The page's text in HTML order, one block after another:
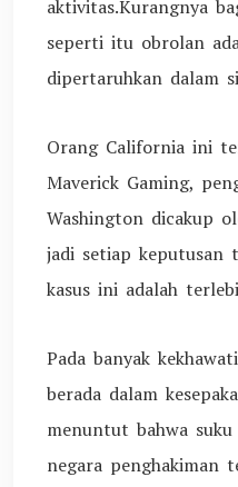
aktivitas.Kurangnya
seperti itu obrolan
dipertaruhkan dalam
Orang California ini
Maverick Gaming,
Washington dicakup
jadi setiap keputusan
kasus ini adalah
Pada banyak
berada dalam
menuntut bahwa
negara penghakiman